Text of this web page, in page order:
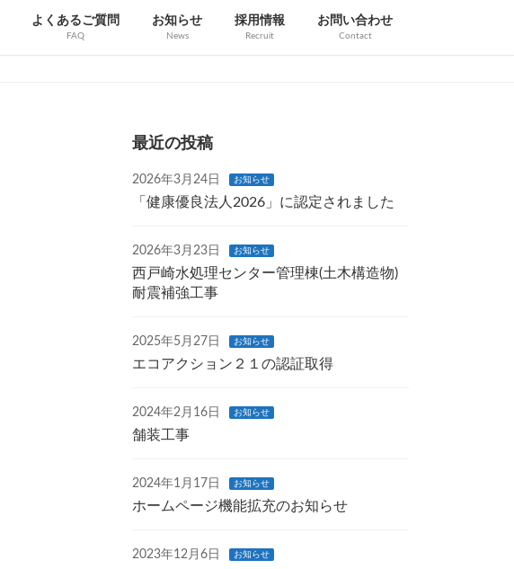
よくあるご質問
FAQ
お知らせ
News
採用情報
Recruit
お問い合わせ
Contact
最近の投稿
2026年3月24日 お知らせ
「健康優良法人2026」に認定されました
2026年3月23日 お知らせ
西戸崎水処理センター管理棟(土木構造物)
耐震補強工事
2025年5月27日 お知らせ
エコアクション２１の認証取得
2024年2月16日 お知らせ
舗装工事
2024年1月17日 お知らせ
ホームページ機能拡充のお知らせ
2023年12月6日 お知らせ